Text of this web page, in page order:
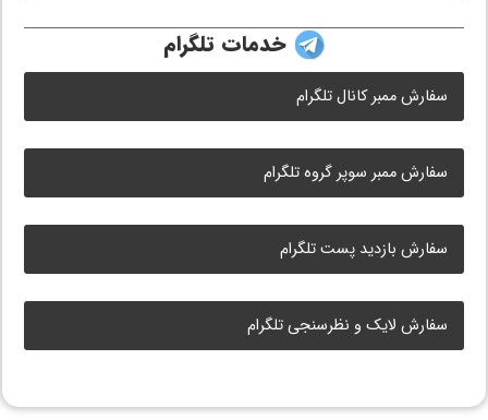
خدمات تلگرام
سفارش ممبر کانال تلگرام
سفارش ممبر سوپر گروه تلگرام
سفارش بازدید پست تلگرام
سفارش لایک و نظرسنجی تلگرام